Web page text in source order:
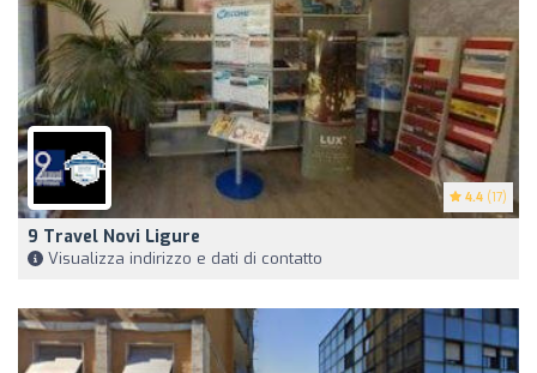
4.4 (17)
9 Travel Novi Ligure
Visualizza indirizzo e dati di contatto